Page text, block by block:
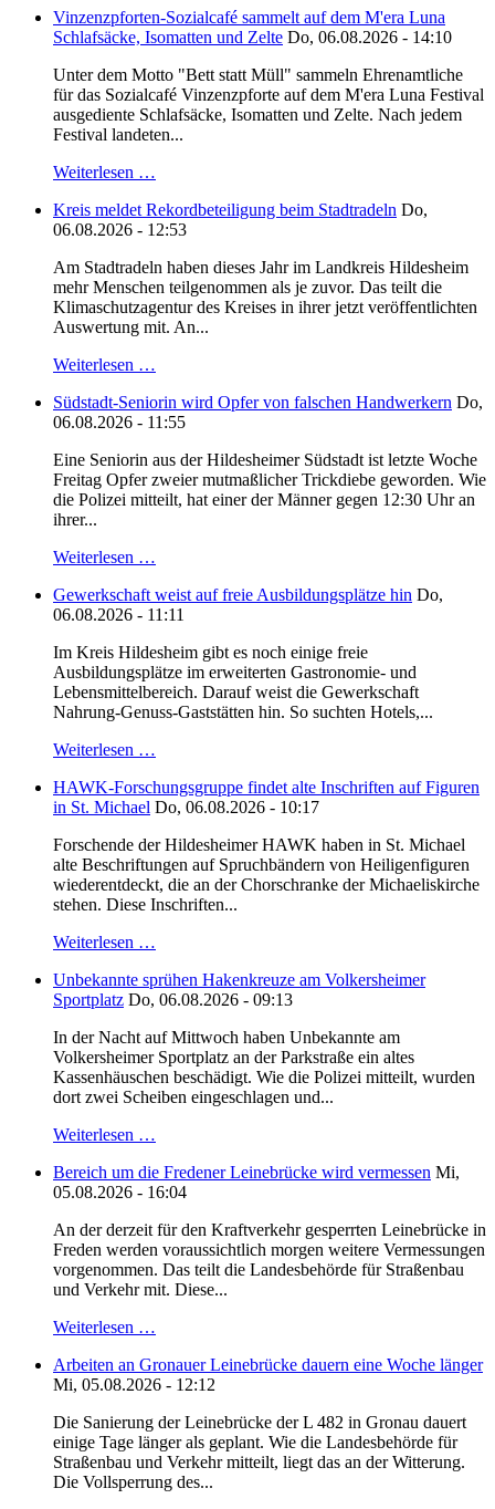
Vinzenzpforten-Sozialcafé sammelt auf dem M'era Luna
Schlafsäcke, Isomatten und Zelte Do, 06.08.2026 - 14:10
Unter dem Motto "Bett statt Müll" sammeln Ehrenamtliche
für das Sozialcafé Vinzenzpforte auf dem M'era Luna Festival
ausgediente Schlafsäcke, Isomatten und Zelte. Nach jedem
Festival landeten...
Weiterlesen …
Kreis meldet Rekordbeteiligung beim Stadtradeln Do,
06.08.2026 - 12:53
Am Stadtradeln haben dieses Jahr im Landkreis Hildesheim
mehr Menschen teilgenommen als je zuvor. Das teilt die
Klimaschutzagentur des Kreises in ihrer jetzt veröffentlichten
Auswertung mit. An...
Weiterlesen …
Südstadt-Seniorin wird Opfer von falschen Handwerkern Do,
06.08.2026 - 11:55
Eine Seniorin aus der Hildesheimer Südstadt ist letzte Woche
Freitag Opfer zweier mutmaßlicher Trickdiebe geworden. Wie
die Polizei mitteilt, hat einer der Männer gegen 12:30 Uhr an
ihrer...
Weiterlesen …
Gewerkschaft weist auf freie Ausbildungsplätze hin Do,
06.08.2026 - 11:11
Im Kreis Hildesheim gibt es noch einige freie
Ausbildungsplätze im erweiterten Gastronomie- und
Lebensmittelbereich. Darauf weist die Gewerkschaft
Nahrung-Genuss-Gaststätten hin. So suchten Hotels,...
Weiterlesen …
HAWK-Forschungsgruppe findet alte Inschriften auf Figuren
in St. Michael Do, 06.08.2026 - 10:17
Forschende der Hildesheimer HAWK haben in St. Michael
alte Beschriftungen auf Spruchbändern von Heiligenfiguren
wiederentdeckt, die an der Chorschranke der Michaeliskirche
stehen. Diese Inschriften...
Weiterlesen …
Unbekannte sprühen Hakenkreuze am Volkersheimer
Sportplatz Do, 06.08.2026 - 09:13
In der Nacht auf Mittwoch haben Unbekannte am
Volkersheimer Sportplatz an der Parkstraße ein altes
Kassenhäuschen beschädigt. Wie die Polizei mitteilt, wurden
dort zwei Scheiben eingeschlagen und...
Weiterlesen …
Bereich um die Fredener Leinebrücke wird vermessen Mi,
05.08.2026 - 16:04
An der derzeit für den Kraftverkehr gesperrten Leinebrücke in
Freden werden voraussichtlich morgen weitere Vermessungen
vorgenommen. Das teilt die Landesbehörde für Straßenbau
und Verkehr mit. Diese...
Weiterlesen …
Arbeiten an Gronauer Leinebrücke dauern eine Woche länger
Mi, 05.08.2026 - 12:12
Die Sanierung der Leinebrücke der L 482 in Gronau dauert
einige Tage länger als geplant. Wie die Landesbehörde für
Straßenbau und Verkehr mitteilt, liegt das an der Witterung.
Die Vollsperrung des...